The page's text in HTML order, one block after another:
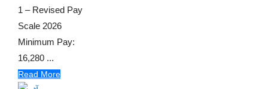
1 – Revised Pay
Scale 2026
Minimum Pay:
16,280 ...
Read More